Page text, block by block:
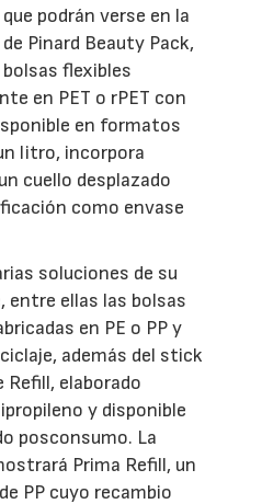
podrán verse en la
Pinard Beauty Pack,
flexibles
en PET o rPET con
en formatos
litro, incorpora
cuello desplazado
como envase
soluciones de su
entre ellas las bolsas
en PE o PP y
además del stick
elaborado
y disponible
posconsumo. La
Prima Refill, un
PP cuyo recambio